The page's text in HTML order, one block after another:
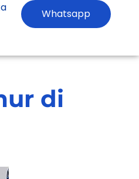
Whatsapp
di